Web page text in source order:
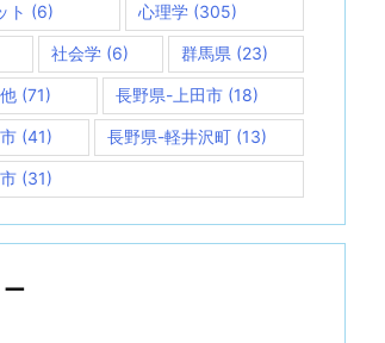
ト (6) 心理学 (305)
社会学(6) 群馬県 (23)
(71) 長野県-上田市(18)
(41) 長野県-軽井沢町 (13)
(31)